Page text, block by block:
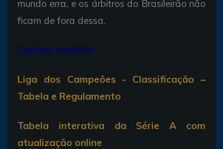
mundo erra, e os árbitros do Brasileirão não
ficam de fora dessa.
Confira também:
Liga dos Campeões - Classificação –
Tabela e Regulamento
Tabela interativa da Série A com
atualização online